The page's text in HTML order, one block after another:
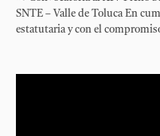
SNTE – Valle de Toluca En
estatutaria y con el